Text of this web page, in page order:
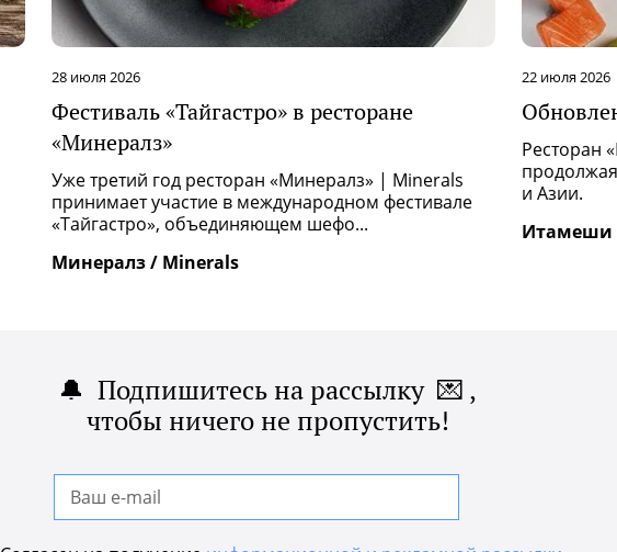
28 июля 2026
Фестиваль «Тайгастро» в ресторане
«Минералз»
Уже третий год ресторан «Минералз» | Minerals
принимает участие в международном фестивале
«Тайгастро», объединяющем шефо...
Минералз / Minerals
22 июля 2026
Ресторан
и Азии.
Итамеши
🔔 Подпишитесь на рассылку 💌 ,
чтобы ничего не пропустить!